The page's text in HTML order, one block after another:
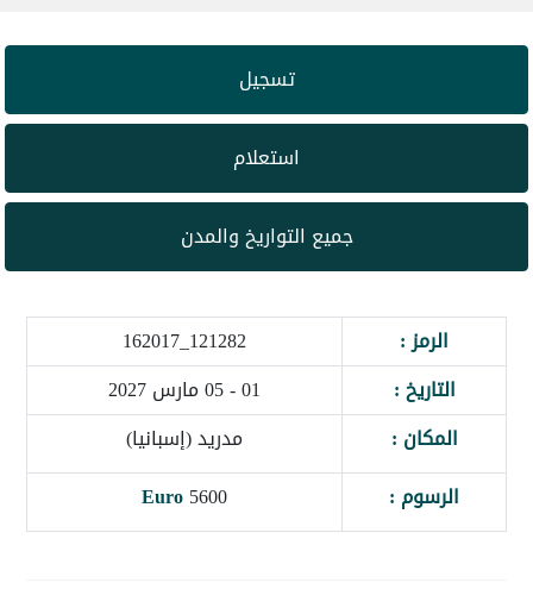
تسجيل
استعلام
جميع التواريخ والمدن
الرمز :
121282_162017
التاريخ :
01 - 05 مارس 2027
المكان :
مدريد (إسبانيا)
الرسوم :
5600
Euro